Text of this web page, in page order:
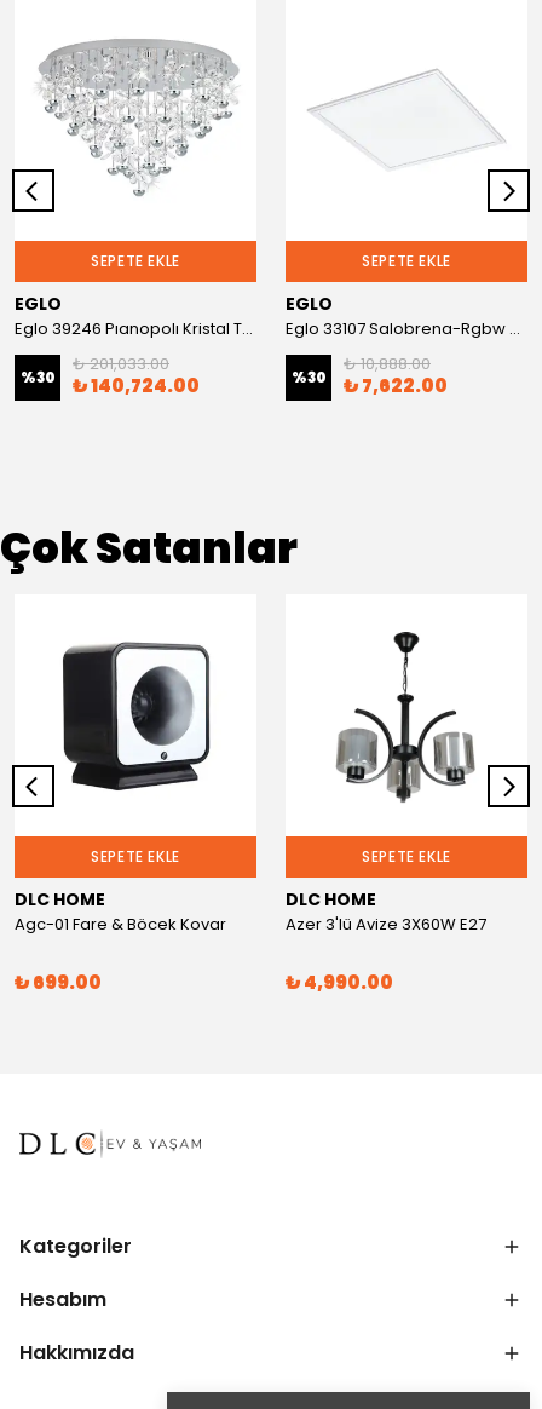
SEPETE EKLE
EGLO
Eglo 39246 Pıanopolı Kristal Taşlı Tavan Armatürü
%30
₺ 201,033.00
₺ 140,724.00
SEPETE EKLE
EGLO
Eglo 33107 Salobrena-Rgbw Rgb Led Panel
%30
₺ 10,888.00
₺ 7,622.00
Çok Satanlar
SEPETE EKLE
DLC HOME
Agc-01 Fare & Böcek Kovar
₺ 699.00
SEPETE EKLE
DLC HOME
Azer 3'lü Avize 3X60W E27
₺ 4,990.00
Kategoriler
Hesabım
Hakkımızda